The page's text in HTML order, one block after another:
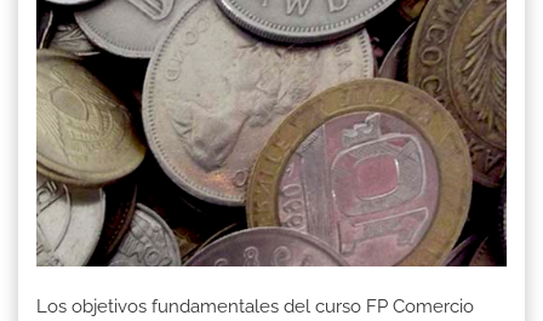
Los objetivos fundamentales del curso FP Comercio